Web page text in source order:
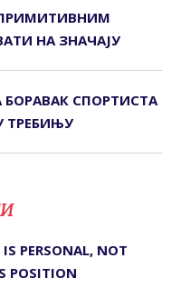
НА ЗНАЧАЈУ
СПОРТИСТА
ТРЕБИЊУ
PERSONAL, NOT
POSITION